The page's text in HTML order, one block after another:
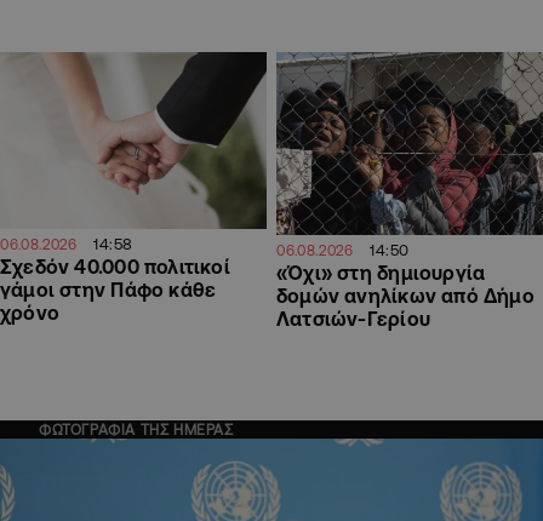
06.08.2026 14:58
Σχεδόν 40.000 πολιτικοί
γάμοι στην Πάφο κάθε
χρόνο
06.08.2026 14:50
«Όχι» στη δημιουργία
δομών ανηλίκων από Δήμο
Λατσιών-Γερίου
ΦΩΤΟΓΡΑΦΙΑ ΤΗΣ ΗΜΕΡΑΣ